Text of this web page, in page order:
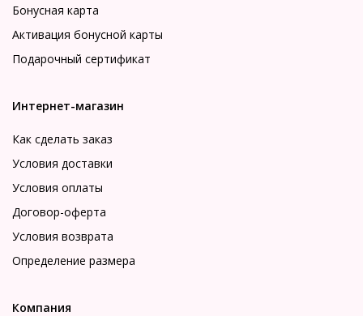
Бонусная карта
Активация бонусной карты
Подарочный сертификат
Интернет-магазин
Как сделать заказ
Условия доставки
Условия оплаты
Договор-оферта
Условия возврата
Определение размера
Компания